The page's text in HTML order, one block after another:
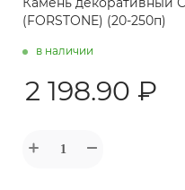
(FORSTONE) (20-250п)
в наличии
2 198.90 ₽